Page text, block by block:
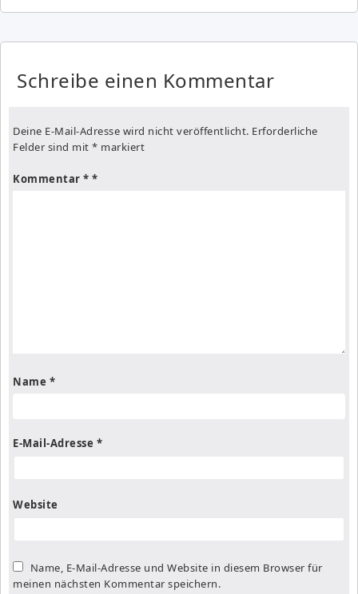
Schreibe einen Kommentar
Deine E-Mail-Adresse wird nicht veröffentlicht. Erforderliche
Felder sind mit * markiert
Kommentar *
Name *
E-Mail-Adresse *
Website
Name, E-Mail-Adresse und Website in diesem Browser für
meinen nächsten Kommentar speichern.